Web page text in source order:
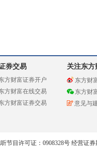
券交易
方财富证券开户
方财富在线交易
方财富证券交易
关注东方
东方财
东方财
意见与
节目许可证：0908328号 经营证